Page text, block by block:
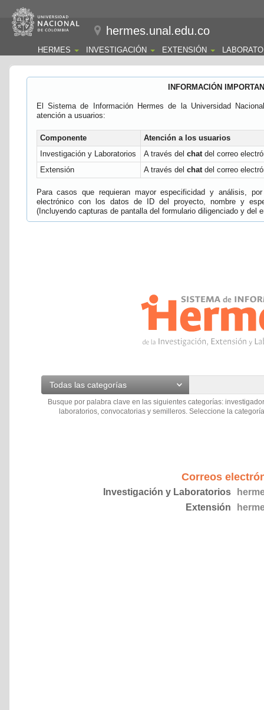
hermes.unal.edu.co
HERMES INVESTIGACIÓN EXTENSIÓN
INFORMACIÓN
El Sistema de Información Hermes de la Universidad
atención a usuarios:
Componente
Atención a los usuarios
Investigación y Laboratorios
A través del chatdel correo
Extensión
A través del chatdel correo
Para casos que requieran mayor especificidad y análisis,
electrónico con los datos de ID del proyecto, nombre y
(Incluyendo capturas de pantalla del formulario diligenciado y del
Todas las categorías
Busque por palabra clave en las siguientes categorías:
laboratorios, convocatorias y semilleros. Seleccione la
Correos
Investigación y Laboratorios
Extensión